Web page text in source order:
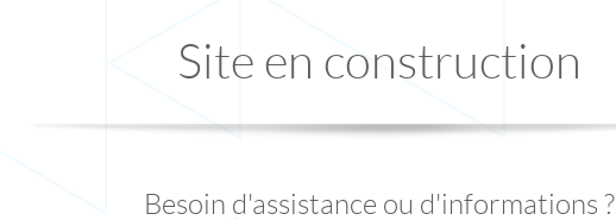
Site en construction
Besoin d'assistance ou d'informations ?